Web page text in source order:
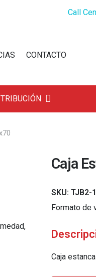
Call
CONTACTO
Caja
SKU:TJB2-
Formato de
Caja